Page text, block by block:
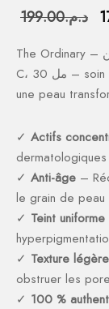
د.م.199.00
The Ordinary – حمض الأسكوربيك 8٪ + ألفا أربوتين 2٪ فيتامين
C، 30 مل – soin dermatologique de haute efficacité pour
une peau
✓ Actifs
✓ Anti-âge –
le grain de peau
✓ Teint uniforme
✓ Texture légère
obstruer les
✓ 100 %